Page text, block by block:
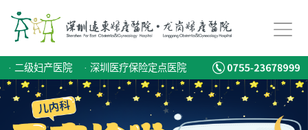
· 二级妇产医院 · 深圳医疗保险定点医院